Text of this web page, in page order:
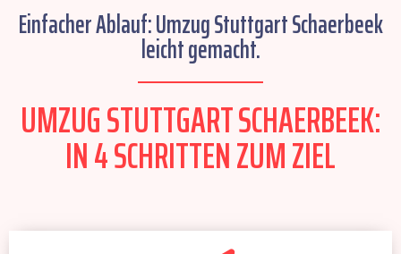
Einfacher Ablauf: Umzug Stuttgart Schaerbeek
leicht gemacht.
UMZUG STUTTGART SCHAERBEEK:
IN 4 SCHRITTEN ZUM ZIEL